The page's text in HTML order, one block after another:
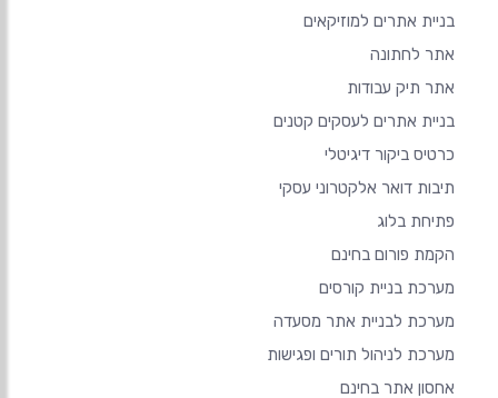
בניית אתרים למוזיקאים
אתר לחתונה
אתר תיק עבודות
בניית אתרים לעסקים קטנים
כרטיס ביקור דיגיטלי
תיבות דואר אלקטרוני עסקי
פתיחת בלוג
הקמת פורום בחינם
מערכת בניית קורסים
מערכת לבניית אתר מסעדה
מערכת לניהול תורים ופגישות
אחסון אתר בחינם